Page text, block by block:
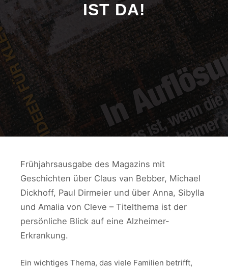
IST DA!
Frühjahrsausgabe des Magazins mit
Geschichten über Claus van Bebber, Michael
Dickhoff, Paul Dirmeier und über Anna, Sibylla
und Amalia von Cleve – Titelthema ist der
persönliche Blick auf eine Alzheimer-
Erkrankung.
Ein wichtiges Thema, das viele Familien betrifft,